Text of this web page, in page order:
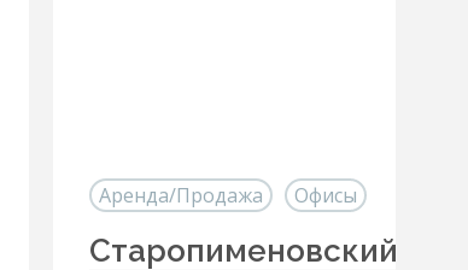
Аренда/Продажа Офисы
Старопименовский